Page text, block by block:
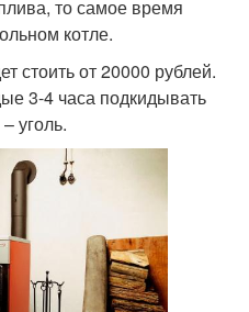
то самое время
котле.
стоить от 20000 рублей.
3-4 часа подкидывать
уголь.